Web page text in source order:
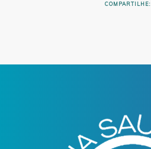
COMPARTILHE: